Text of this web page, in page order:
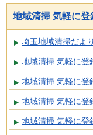
地域清掃 気軽に登
埼玉地域清掃だより
地域清掃 気軽に登
地域清掃 気軽に登
地域清掃 気軽に登
地域清掃 気軽に登